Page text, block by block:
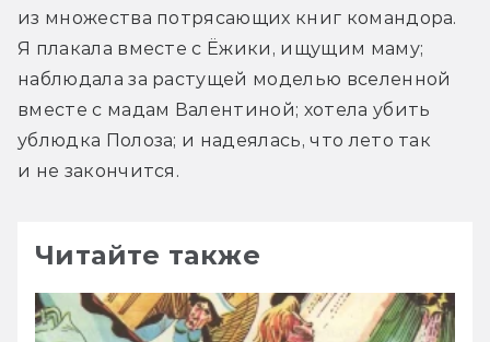
из множества потрясающих книг командора.
Я плакала вместе с Ёжики, ищущим маму;
наблюдала за растущей моделью вселенной
вместе с мадам Валентиной; хотела убить
ублюдка Полоза; и надеялась, что лето так
и не закончится.
Читайте также